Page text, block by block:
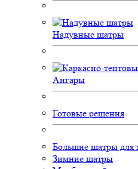
Надувные шатры
Ангары
Готовые решения
Большие шатры для
Зимние шатры